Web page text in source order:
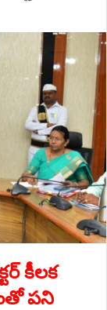
కీలక
పని